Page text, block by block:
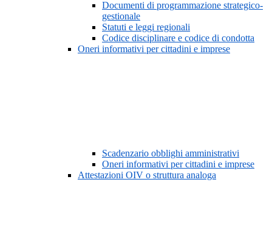
Documenti di programmazione strategico-
gestionale
Statuti e leggi regionali
Codice disciplinare e codice di condotta
Oneri informativi per cittadini e imprese
Scadenzario obblighi amministrativi
Oneri informativi per cittadini e imprese
Attestazioni OIV o struttura analoga